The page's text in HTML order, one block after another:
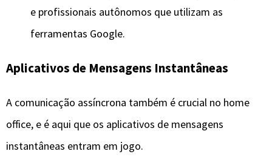
e profissionais autônomos que utilizam as
ferramentas Google.
Aplicativos de Mensagens Instantâneas
A comunicação assíncrona também é crucial no home
office, e é aqui que os aplicativos de mensagens
instantâneas entram em jogo.